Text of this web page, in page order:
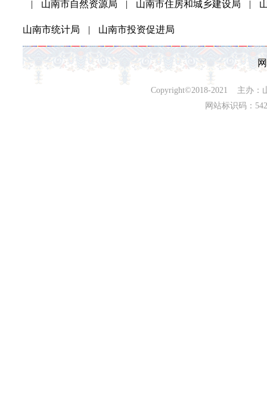
| 山南市自然资源局 | 山南市住房和城乡建设局 |
山南市统计局 | 山南市投资促进局
Copyright©2018-2021 主办：
网站标识码：